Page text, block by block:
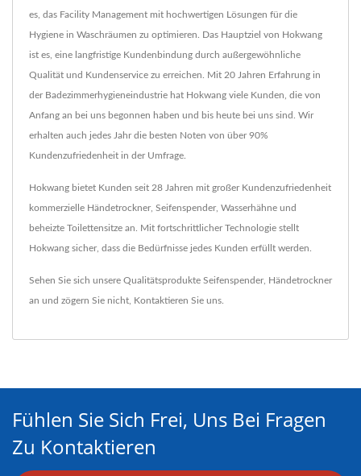
es, das Facility Management mit hochwertigen Lösungen für die
Hygiene in Waschräumen zu optimieren. Das Hauptziel von Hokwang
ist es, eine langfristige Kundenbindung durch außergewöhnliche
Qualität und Kundenservice zu erreichen. Mit 20 Jahren Erfahrung in
der Badezimmerhygieneindustrie hat Hokwang viele Kunden, die von
Anfang an bei uns begonnen haben und bis heute bei uns sind. Wir
erhalten auch jedes Jahr die besten Noten von über 90%
Kundenzufriedenheit in der Umfrage.
Hokwang bietet Kunden seit 28 Jahren mit großer Kundenzufriedenheit
kommerzielle Händetrockner, Seifenspender, Wasserhähne und
beheizte Toilettensitze an. Mit fortschrittlicher Technologie stellt
Hokwang sicher, dass die Bedürfnisse jedes Kunden erfüllt werden.
Sehen Sie sich unsere Qualitätsprodukte Seifenspender, Händetrockner
an und zögern Sie nicht, Kontaktieren Sie uns
Fühlen Sie Sich Frei, Uns Bei Fragen
Zu Kontaktieren